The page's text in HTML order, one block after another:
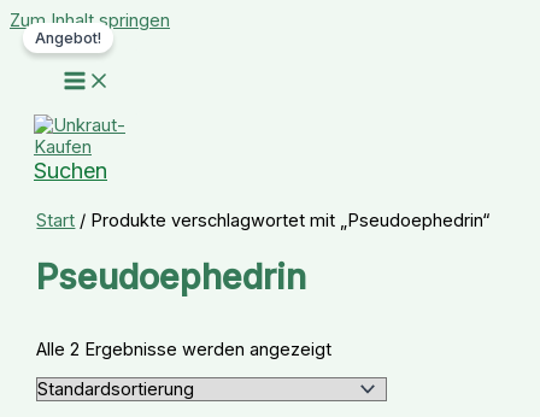
Zum Inhalt springen
Suchen
Start / Produkte verschlagwortet mit „Pseudoephedrin“
Pseudoephedrin
Alle 2 Ergebnisse werden angezeigt
Angebot!